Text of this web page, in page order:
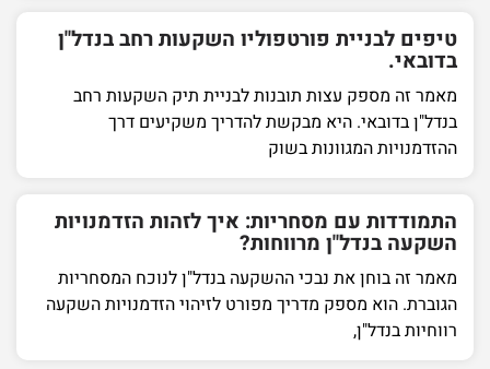
טיפים לבניית פורטפוליו השקעות רחב בנדל"ן
בדובאי.
מאמר זה מספק עצות תובנות לבניית תיק השקעות רחב
בנדל"ן בדובאי. היא מבקשת להדריך משקיעים דרך
ההזדמנויות המגוונות בשוק
התמודדות עם מסחריות: איך לזהות הזדמנויות
השקעה בנדל"ן מרווחות?
מאמר זה בוחן את נבכי ההשקעה בנדל"ן לנוכח המסחריות
הגוברת. הוא מספק מדריך מפורט לזיהוי הזדמנויות השקעה
רווחיות בנדל"ן,